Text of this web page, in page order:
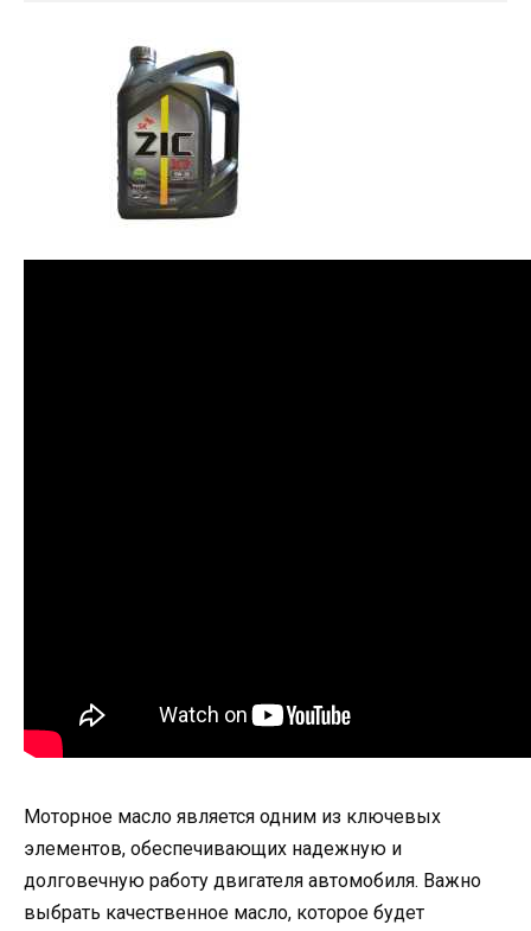
Моторное масло является одним из ключевых
элементов, обеспечивающих надежную и
долговечную работу двигателя автомобиля. Важно
выбрать качественное масло, которое будет